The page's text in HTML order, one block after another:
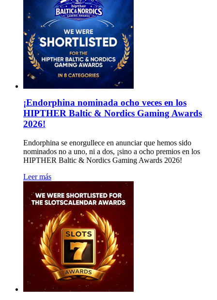
¡Endorphina nominada ocho veces en los
HIPTHER Baltic & Nordics Gaming Awards
2026!
Endorphina se enorgullece en anunciar que hemos sido
nominados no a uno, ni a dos, ¡sino a ocho premios en los
HIPTHER Baltic & Nordics Gaming Awards 2026!
Leer más